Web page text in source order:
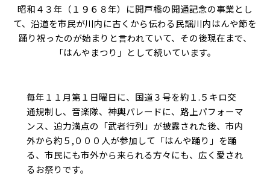
昭和４３年（１９６８年）に開戸橋の開通記念の事業とし
て、沿道を市民が川内に古くから伝わる民謡川内はんや節を
踊り祝ったのが始まりと言われていて、その後現在まで、
「はんやまつり」として続いています。
毎年１１月第１日曜日に、国道３号を約１.５キロ交
通規制し、音楽隊、神輿パレードに、路上パフォーマ
ンス、迫力満点の「武者行列」が披露された後、市内
外から約５,０００人が参加して「はんや踊り」を踊
る、市民にも市外から来られる方々にも、広く愛され
るお祭りです。